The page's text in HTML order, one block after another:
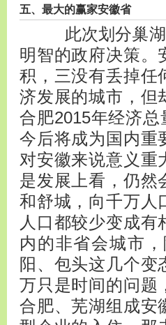
五、最大的赢家安徽省
此次划分巢湖，
明智的政府决策。
积，三没有丢掉任
济发展的城市，但
合肥2015年经济
今后将成为国内重
对安徽来说意义重
是发展上看，仍然
和舒城，向千万人
人口都较少变成
内的非省会城市
阳、包头这几个变
万只是时间的问题
合肥、芜湖组成安